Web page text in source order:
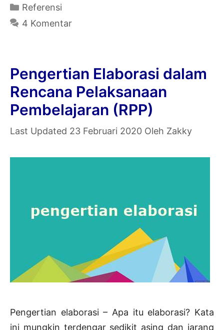
Ciri-
Cirinya
Kategori
Referensi
4 Komentar
Pengertian Elaborasi dalam
Rencana Pelaksanaan
Pembelajaran (RPP)
23 Februari 2020 Oleh Zakky
Pengertian elaborasi – Apa itu elaborasi? Kata
ini mungkin terdengar sedikit asing dan jarang